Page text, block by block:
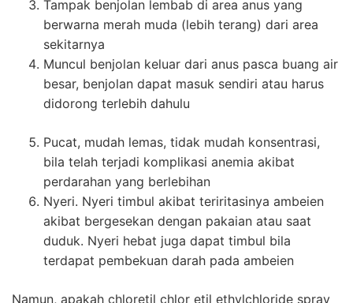
Tampak benjolan lembab di area anus yang
berwarna merah muda (lebih terang) dari area
sekitarnya
Muncul benjolan keluar dari anus pasca buang air
besar, benjolan dapat masuk sendiri atau harus
didorong terlebih dahulu
Pucat, mudah lemas, tidak mudah konsentrasi,
bila telah terjadi komplikasi anemia akibat
perdarahan yang berlebihan
Nyeri. Nyeri timbul akibat teriritasinya ambeien
akibat bergesekan dengan pakaian atau saat
duduk. Nyeri hebat juga dapat timbul bila
terdapat pembekuan darah pada ambeien
Namun, apakah chloretil chlor etil ethylchloride spray